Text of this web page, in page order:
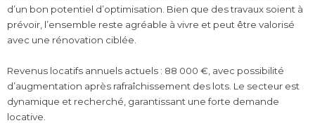
d’un bon potentiel d’optimisation. Bien que des travaux soient à
prévoir, l’ensemble reste agréable à vivre et peut être valorisé
avec une rénovation ciblée.
Revenus locatifs annuels actuels : 88 000 €, avec possibilité
d’augmentation après rafraîchissement des lots. Le secteur est
dynamique et recherché, garantissant une forte demande
locative.